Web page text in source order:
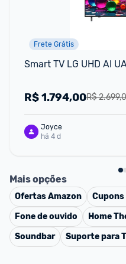
Frete Grátis
Smart TV LG UHD AI
R$
R$1.794,00
Joyce
há 4 d
Mais opções
OfertasAmazon Cupons
Fone de ouvido
Home
Soundbar
Suporte para